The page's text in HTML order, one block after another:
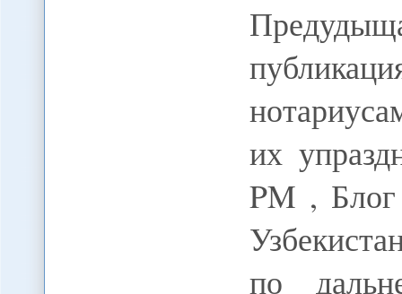
их
PM , Блог
по